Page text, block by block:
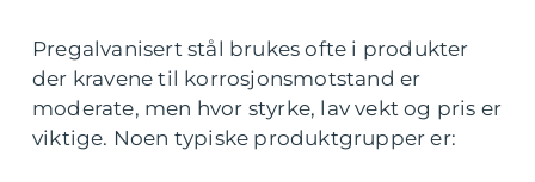
Pregalvanisert stål brukes ofte i produkter
der kravene til korrosjonsmotstand er
moderate, men hvor styrke, lav vekt og pris er
viktige. Noen typiske produktgrupper er: